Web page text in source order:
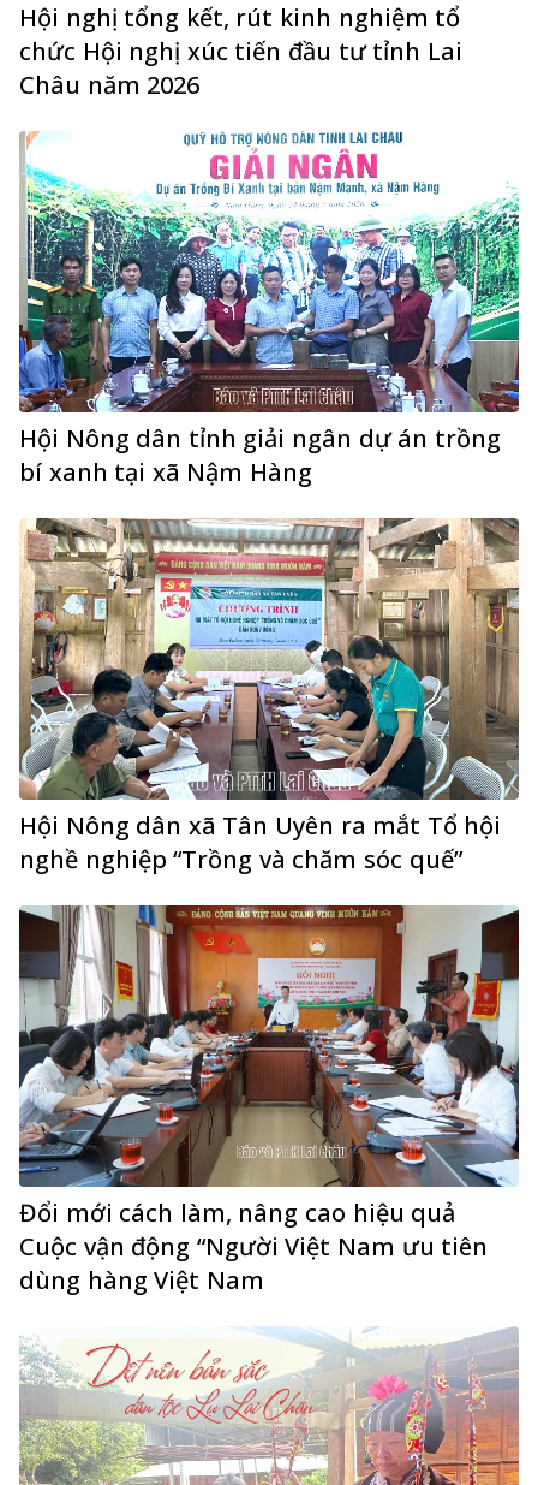
Hội nghị tổng kết, rút kinh nghiệm tổ
chức Hội nghị xúc tiến đầu tư tỉnh Lai
Châu năm 2026
Hội Nông dân tỉnh giải ngân dự án trồng
bí xanh tại xã Nậm Hàng
Hội Nông dân xã Tân Uyên ra mắt Tổ hội
nghề nghiệp “Trồng và chăm sóc quế”
Đổi mới cách làm, nâng cao hiệu quả
Cuộc vận động “Người Việt Nam ưu tiên
dùng hàng Việt Nam